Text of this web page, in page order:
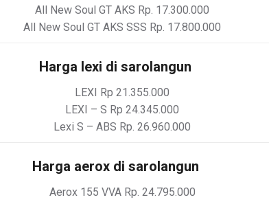
All New Soul GT AKS Rp. 17.300.000
All New Soul GT AKS SSS Rp. 17.800.000
Harga lexi di sarolangun
LEXI Rp 21.355.000
LEXI – S Rp 24.345.000
Lexi S – ABS Rp. 26.960.000
Harga aerox di sarolangun
Aerox 155 VVA Rp. 24.795.000